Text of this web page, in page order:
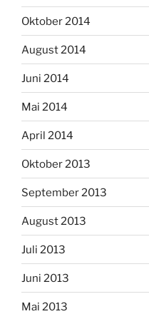
Oktober 2014
August 2014
Juni 2014
Mai 2014
April 2014
Oktober 2013
September 2013
August 2013
Juli 2013
Juni 2013
Mai 2013